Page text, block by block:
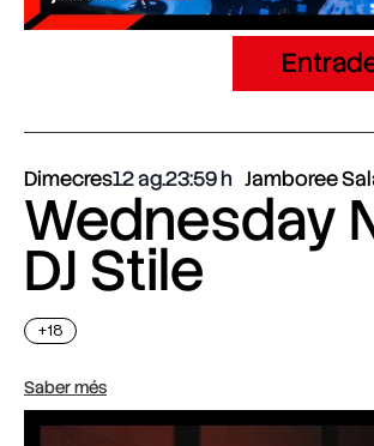
Dimecres12 ag.23:59 Jamboree
Wednesday
DJ Stile
+18
Saber més